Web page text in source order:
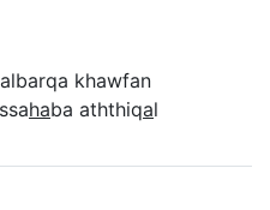
khawfan
haba aththiqal